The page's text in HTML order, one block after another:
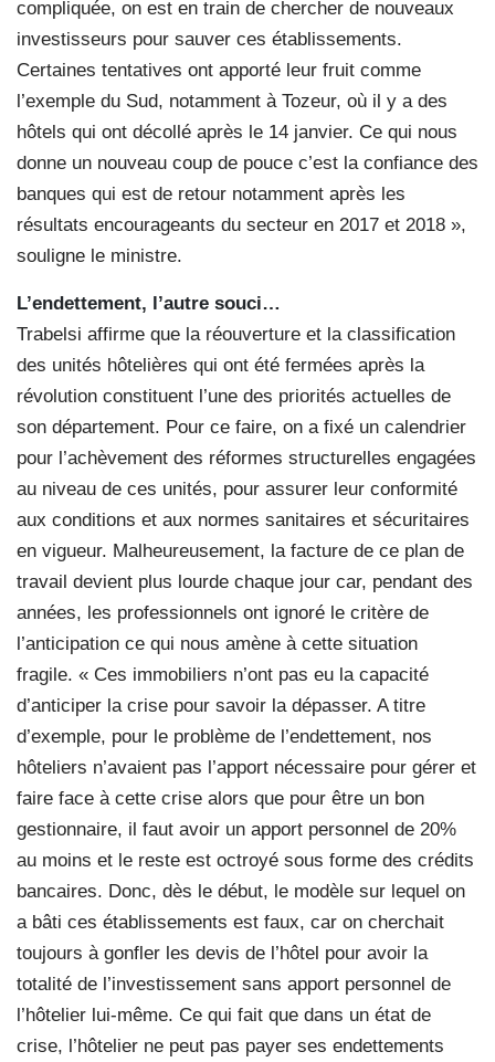
compliquée, on est en train de chercher de nouveaux
investisseurs pour sauver ces établissements.
Certaines tentatives ont apporté leur fruit comme
l’exemple du Sud, notamment à Tozeur, où il y a des
hôtels qui ont décollé après le 14 janvier. Ce qui nous
donne un nouveau coup de pouce c’est la confiance des
banques qui est de retour notamment après les
résultats encourageants du secteur en 2017 et 2018 »,
souligne le ministre.
L’endettement, l’autre souci…
Trabelsi affirme que la réouverture et la classification
des unités hôtelières qui ont été fermées après la
révolution constituent l’une des priorités actuelles de
son département. Pour ce faire, on a fixé un calendrier
pour l’achèvement des réformes structurelles engagées
au niveau de ces unités, pour assurer leur conformité
aux conditions et aux normes sanitaires et sécuritaires
en vigueur. Malheureusement, la facture de ce plan de
travail devient plus lourde chaque jour car, pendant des
années, les professionnels ont ignoré le critère de
l’anticipation ce qui nous amène à cette situation
fragile. « Ces immobiliers n’ont pas eu la capacité
d’anticiper la crise pour savoir la dépasser. A titre
d’exemple, pour le problème de l’endettement, nos
hôteliers n’avaient pas l’apport nécessaire pour gérer et
faire face à cette crise alors que pour être un bon
gestionnaire, il faut avoir un apport personnel de 20%
au moins et le reste est octroyé sous forme des crédits
bancaires. Donc, dès le début, le modèle sur lequel on
a bâti ces établissements est faux, car on cherchait
toujours à gonfler les devis de l’hôtel pour avoir la
totalité de l’investissement sans apport personnel de
l’hôtelier lui-même. Ce qui fait que dans un état de
crise, l’hôtelier ne peut pas payer ses endettements